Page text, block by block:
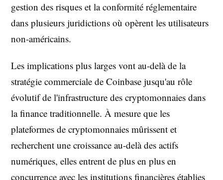
gestion des risques et la conformité réglementaire
dans plusieurs juridictions où opèrent les utilisateurs
non-américains.
Les implications plus larges vont au-delà de la
stratégie commerciale de Coinbase jusqu'au rôle
évolutif de l'infrastructure des cryptomonnaies dans
la finance traditionnelle. À mesure que les
plateformes de cryptomonnaies mûrissent et
recherchent une croissance au-delà des actifs
numériques, elles entrent de plus en plus en
concurrence avec les institutions financières établies